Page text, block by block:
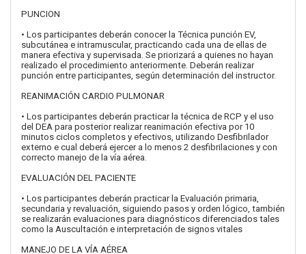
PUNCION
• Los participantes deberán conocer la Técnica punción EV,
subcutánea e intramuscular, practicando cada una de ellas de
manera efectiva y supervisada. Se priorizará a quienes no hayan
realizado el procedimiento anteriormente. Deberán realizar
punción entre participantes, según determinación del instructor.
REANIMACIÓN CARDIO PULMONAR
• Los participantes deberán practicar la técnica de RCP y el uso
del DEA para posterior realizar reanimación efectiva por 10
minutos ciclos completos y efectivos, utilizando Desfibrilador
externo e cual deberá ejercer a lo menos 2 desfibrilaciones y con
correcto manejo de la vía aérea.
EVALUACIÓN DEL PACIENTE
• Los participantes deberán practicar la Evaluación primaria,
secundaria y revaluación, siguiendo pasos y orden lógico, también
se realizarán evaluaciones para diagnósticos diferenciados tales
como la Auscultación e interpretación de signos vitales
MANEJO DE LA VÍA AÉREA